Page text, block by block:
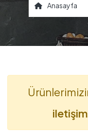
Anasayfa